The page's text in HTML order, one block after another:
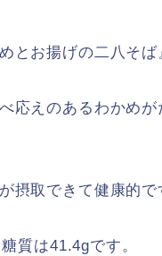
とお揚げの二八そば
応えのあるわかめ
摂取できて健康的で
質は41.4gです。